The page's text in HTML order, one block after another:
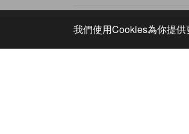
我們使用Cookies為你提